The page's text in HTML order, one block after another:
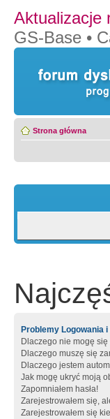
Aktualizacje
GS-Base •
Strona główna
Problemy Logowania
Dlaczego nie mogę
Dlaczego muszę się
Dlaczego jestem
Jak mogę ukryć moją
Zapomniałem hasła!
Zarejestrowałem się,
Zarejestrowałem się